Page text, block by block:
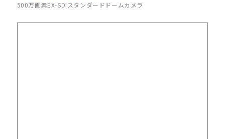
500万画素EX-SDIスタンダードドームカメラ